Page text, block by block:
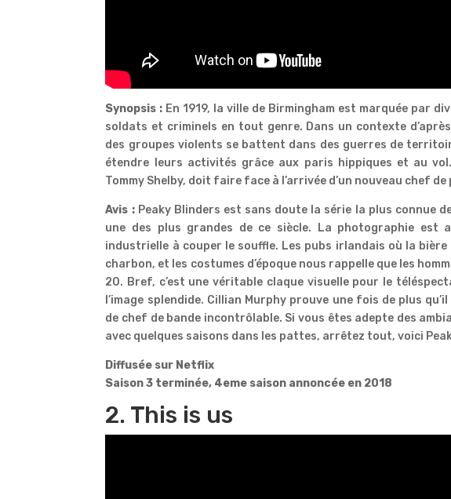
Synopsis : En 1919, la ville de Birmingham est marquée par
soldats et criminels en tout genre. Dans un contexte
des groupes violents se battent dans des guerres de
étendre leurs activités grâce aux paris hippiques et au
Tommy Shelby, doit faire face à l’arrivée d’un nouveau chef
Avis :Peaky Blinders est sans doute la série la plus connue
une des plus grandes de ce siècle. La photographie est
industrielle à couper le souffle. Les pubs irlandais où la
charbon, et les costumes d’époque nous rappelle que les
20. Bref, c’est une véritable claque visuelle pour le
l’image splendide. Cillian Murphy prouve une fois de plus
de chef de bande incontrôlable. Si vous êtes adepte des
avec quelques saisons dans les pattes, arrêtez tout, voici
Diffusée sur Netflix
Saison 3 terminée, 4eme saison annoncée en 2018
2. This is us